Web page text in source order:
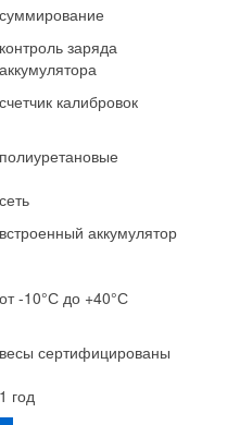
суммирование
контроль заряда
аккумулятора
счетчик калибровок
полиуретановые
сеть
встроенный аккумулятор
от -10°С до +40°С
весы сертифицированы
1 год